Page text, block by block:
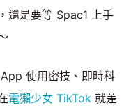
還是要等 Spac1 上手
使用密技、即時科
電獺少女 TikTok 就差